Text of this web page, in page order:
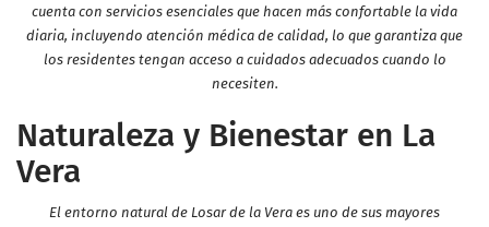
cuenta con servicios esenciales que hacen más confortable la vida
diaria, incluyendo atención médica de calidad, lo que garantiza que
los residentes tengan acceso a cuidados adecuados cuando lo
necesiten.
Naturaleza y Bienestar en La
Vera
El entorno natural de Losar de la Vera es uno de sus mayores